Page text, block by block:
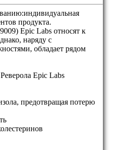
индивидуальная
продукта.
Epic Labs относят к
наряду с
обладает рядом
Epic Labs
предотвращая потерю